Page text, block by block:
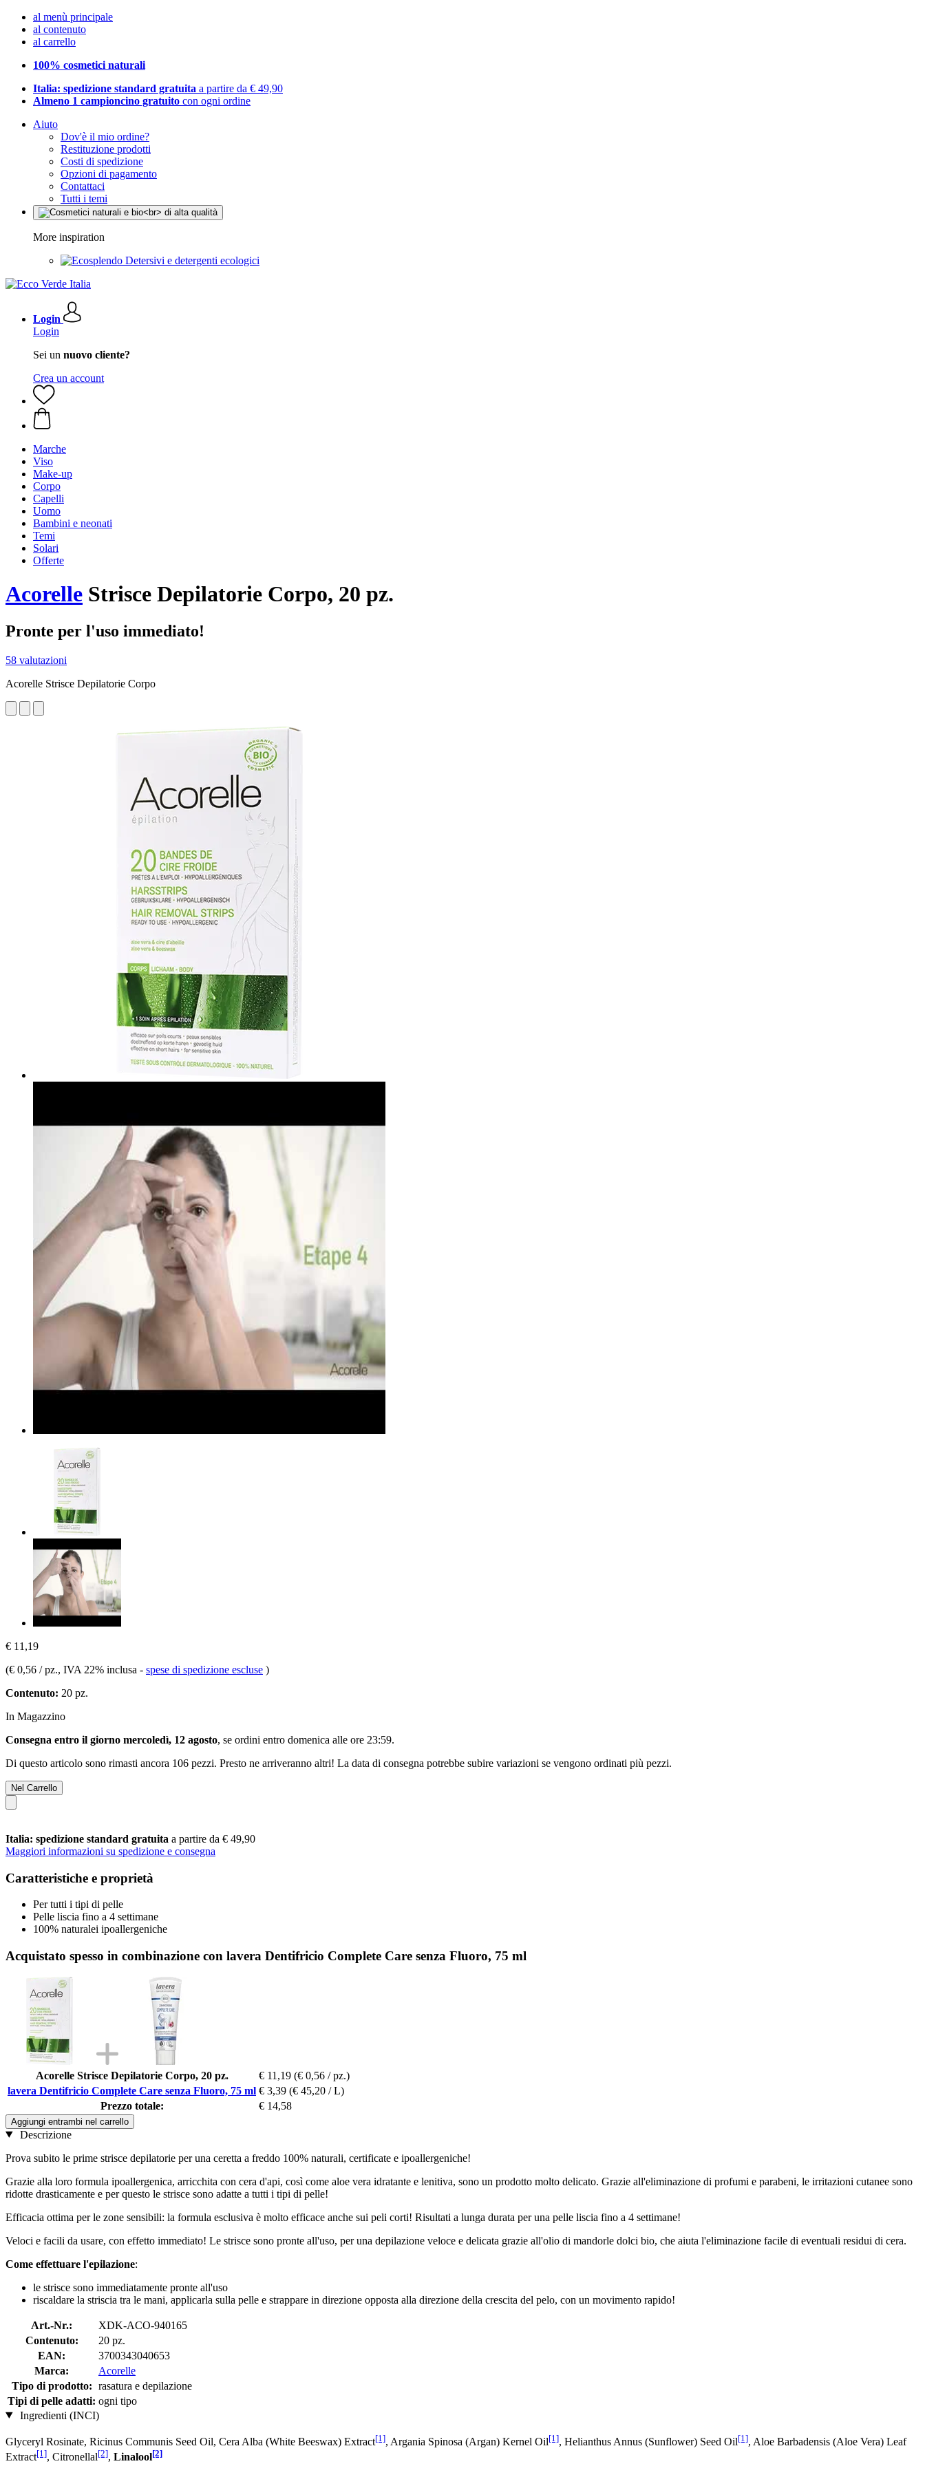
al menù principale
al contenuto
al carrello
100% cosmetici naturali
Italia: spedizione standard gratuita a partire da € 49,90
Almeno 1 campioncino gratuito con ogni ordine
Aiuto
Dov'è il mio ordine?
Restituzione prodotti
Costi di spedizione
Opzioni di pagamento
Contattaci
Tutti i temi
More inspiration
Detersivi e detergenti ecologici
Login
Login
Sei un nuovo cliente?
Crea un account
Marche
Viso
Make-up
Corpo
Capelli
Uomo
Bambini e neonati
Temi
Solari
Offerte
Acorelle Strisce Depilatorie Corpo, 20 pz.
Pronte per l'uso immediato!
58 valutazioni
Acorelle Strisce Depilatorie Corpo
€ 11,19
(€ 0,56 / pz., IVA 22% inclusa - spese di spedizione escluse )
Contenuto: 20 pz.
In Magazzino
Consegna entro il giorno mercoledì, 12 agosto, se ordini entro domenica alle ore 23:59.
Di questo articolo sono rimasti ancora 106 pezzi. Presto ne arriveranno altri! La data di consegna potrebbe subire variazioni se vengono ordinati più pezzi.
Nel Carrello
Italia: spedizione standard gratuita a partire da € 49,90
Maggiori informazioni su spedizione e consegna
Caratteristiche e proprietà
Per tutti i tipi di pelle
Pelle liscia fino a 4 settimane
100% naturalei ipoallergeniche
Acquistato spesso in combinazione con lavera Dentifricio Complete Care senza Fluoro, 75 ml
Acorelle Strisce Depilatorie Corpo, 20 pz. € 11,19 (€ 0,56 / pz.)
lavera Dentifricio Complete Care senza Fluoro, 75 ml € 3,39 (€ 45,20 / L)
Prezzo totale:
€ 14,58
Aggiungi entrambi nel carrello
Descrizione
Prova subito le prime strisce depilatorie per una ceretta a freddo 100% naturali, certificate e ipoallergeniche!
Grazie alla loro formula ipoallergenica, arricchita con cera d'api, così come aloe vera idratante e lenitiva, sono un prodotto molto delicato. Grazie all'eliminazione di profumi e parabeni, le irritazioni cutanee sono
ridotte drasticamente e per questo le strisce sono adatte a tutti i tipi di pelle!
Efficacia ottima per le zone sensibili: la formula esclusiva è molto efficace anche sui peli corti! Risultati a lunga durata per una pelle liscia fino a 4 settimane!
Veloci e facili da usare, con effetto immediato! Le strisce sono pronte all'uso, per una depilazione veloce e delicata grazie all'olio di mandorle dolci bio, che aiuta l'eliminazione facile di eventuali residui di cera.
Come effettuare l'epilazione:
le strisce sono immediatamente pronte all'uso
riscaldare la striscia tra le mani, applicarla sulla pelle e strappare in direzione opposta alla direzione della crescita del pelo, con un movimento rapido!
Art.-Nr.:
XDK-ACO-940165
Contenuto:
20 pz.
EAN:
3700343040653
Marca:
Acorelle
Tipo di prodotto: rasatura e depilazione
Tipi di pelle adatti: ogni tipo
Ingredienti (INCI)
Glyceryl Rosinate, Ricinus Communis Seed Oil, Cera Alba (White Beeswax) Extract[1], Argania Spinosa (Argan) Kernel Oil[1], Helianthus Annus (Sunflower) Seed Oil[1], Aloe Barbadensis (Aloe Vera) Leaf
Extract[1], Citronellal[2], Linalool[2]